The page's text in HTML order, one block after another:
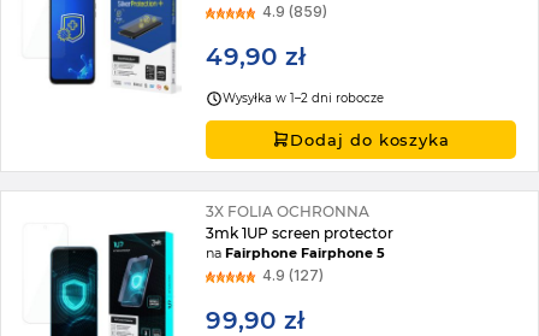
4.9 (859)
49,90 zł
Wysyłka w 1–2 dni robocze
Dodaj do koszyka
3X FOLIA OCHRONNA
3mk 1UP screen protector
naFairphone Fairphone 5
4.9 (127)
99,90 zł